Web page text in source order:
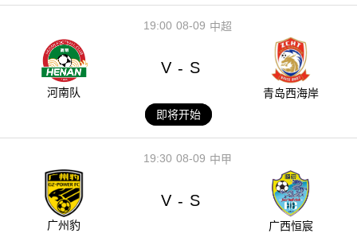
08-09
19:00 中超
河南队
V - S
青岛西海岸
即将开始
08-09
19:30 中甲
广州豹
V - S
广西恒宸